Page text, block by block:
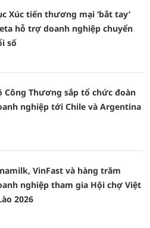
Xúc tiến thương mại ‘bắt tay’
hỗ trợ doanh nghiệp chuyển
số
Công Thương sắp tổ chức đoàn
nghiệp tới Chile và Argentina
VinFast và hàng trăm
nghiệp tham gia Hội chợ Việt
2026